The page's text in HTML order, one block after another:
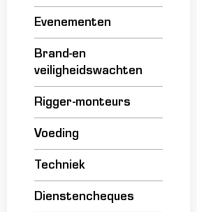
Evenementen
Brand-en
veiligheidswachten
Rigger-monteurs
Voeding
Techniek
Dienstencheques